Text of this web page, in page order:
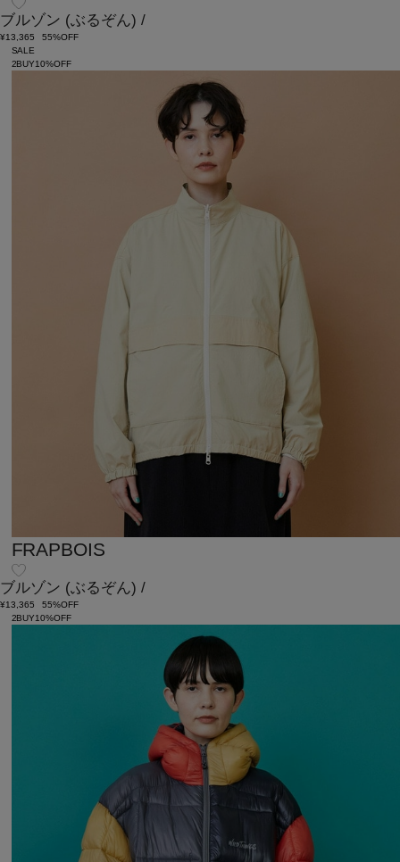
ブルゾン (ぶるぞん) /
¥13,365
55%OFF
SALE
2BUY10%OFF
FRAPBOIS
ブルゾン (ぶるぞん) /
¥13,365
55%OFF
2BUY10%OFF